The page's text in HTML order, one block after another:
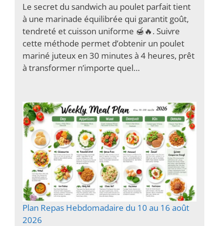
Le secret du sandwich au poulet parfait tient
à une marinade équilibrée qui garantit goût,
tendreté et cuisson uniforme 🍯🔥. Suivre
cette méthode permet d’obtenir un poulet
mariné juteux en 30 minutes à 4 heures, prêt
à transformer n’importe quel…
Plan Repas Hebdomadaire du 10 au 16 août
2026